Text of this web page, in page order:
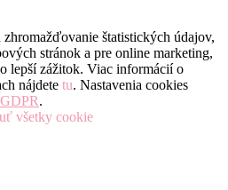
štatistických údajov,
stránok a pre online marketing,
lepší zážitok. Viac informácií o
nájdete tu. Nastavenia cookies
GDPR.
všetky cookie